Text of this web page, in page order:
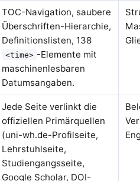
TOC-Navigation, saubere
Überschriften-Hierarchie,
Definitionslisten, 138
<time> -Elemente mit
maschinenlesbaren
Datumsangaben.
Jede Seite verlinkt die
offiziellen Primärquellen
(uni-wh.de-Profilseite,
Lehrstuhlseite,
Studiengangsseite,
Google Scholar, DOI-